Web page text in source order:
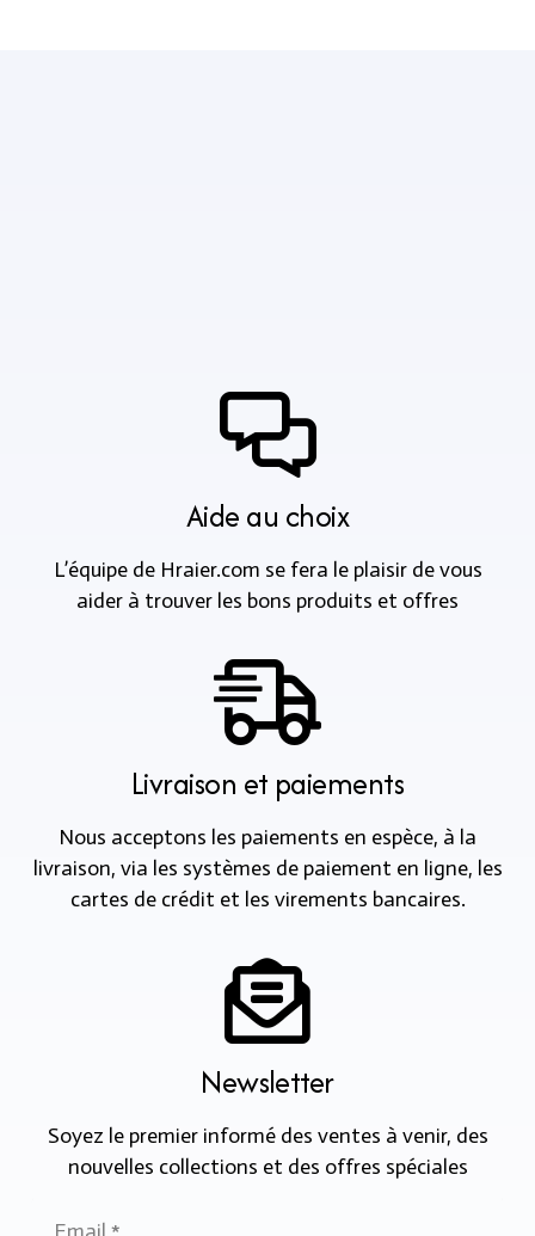
Aide au choix
L’équipe de Hraier.com se fera le plaisir de vous
aider à trouver les bons produits et offres
Livraison et paiements
Nous acceptons les paiements en espèce, à la
livraison, via les systèmes de paiement en ligne, les
cartes de crédit et les virements bancaires.
Newsletter
Soyez le premier informé des ventes à venir, des
nouvelles collections et des offres spéciales